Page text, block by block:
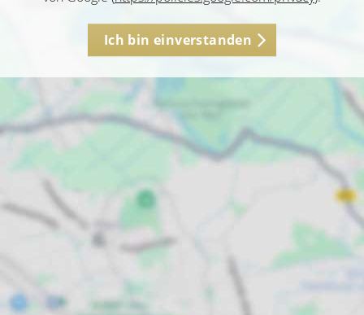
Ich bin einverstanden